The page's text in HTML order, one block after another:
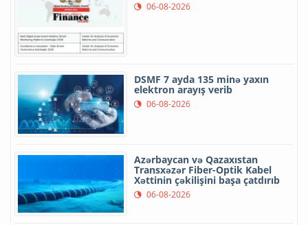
06-08-2026
DSMF 7 ayda 135 minə yaxın
elektron arayış verib
06-08-2026
Azərbaycan və Qazaxıstan
Transxəzər Fiber-Optik Kabel
Xəttinin çəkilişini başa çatdırıb
06-08-2026